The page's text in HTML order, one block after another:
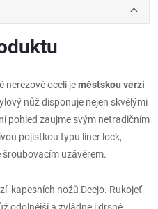
nerezové oceli jeměstskou verzí
nůž disponuje nejen skvělými
pohled zaujme svým netradičním
pojistkou typu liner lock,
šroubovacím uzávěrem.
kapesních nožů Deejo. Rukojeť